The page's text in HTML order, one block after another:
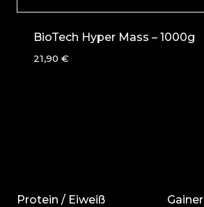
BioTech Hyper Mass – 1000g
21,90 €
Protein / Eiweiß
Gainer